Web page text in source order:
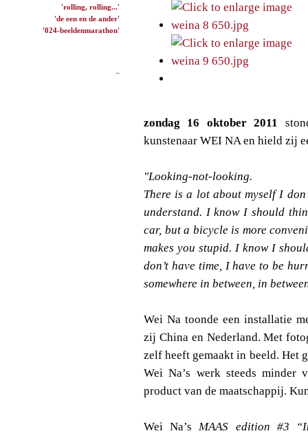
'rolling, rolling...'
'de een en de ander'
'024-beeldenmarathon'
zondag 16 oktober 2011
kunstenaar WEI NA en hield zij
"Looking-not-looking.
There is a lot about myself I
understand. I know I should
car, but a bicycle is more
makes you stupid. I know I
don’t have time, I have to be
somewhere in between, in
Wei Na toonde een installatie
zij China en Nederland. Met
zelf heeft gemaakt in beeld. Het
Wei Na’s werk steeds minder
product van de maatschappij.
Wei Na’sMAAS edition #3